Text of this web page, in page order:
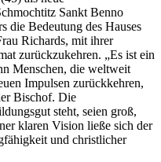
Sankt Benno
die Bedeutung des Hauses
Richards, mit ihrer
zurückzukehren. „Es ist ein
Menschen, die weltweit
Impulsen zurückkehren,
Bischof. Die
steht, seien groß,
klaren Vision ließe sich der
und christlicher